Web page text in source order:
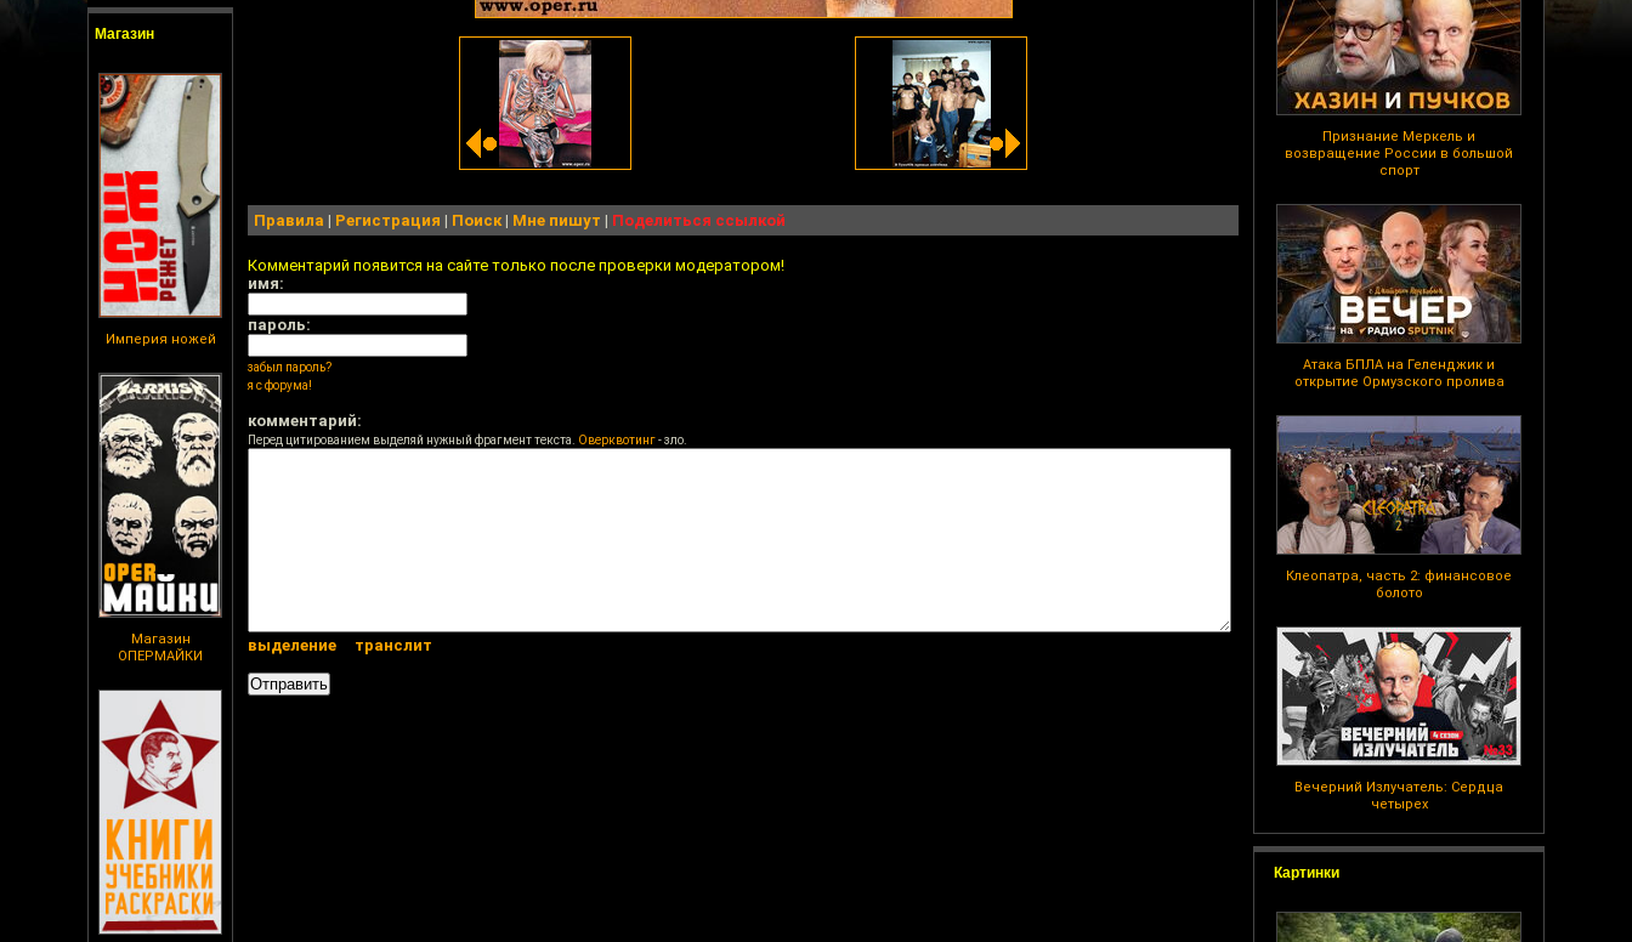
Магазин
Империя ножей
Магазин
ОПЕРМАЙКИ
Признание Меркель и
возвращение России в большой
спорт
Атака БПЛА на Геленджик и
открытие Ормузского пролива
Клеопатра, часть 2: финансовое
болото
Вечерний Излучатель: Сердца
четырех
Картинки
Правила | Регистрация | Поиск| Мне пишут | Поделиться ссылкой
Комментарий появится на сайте только после проверки модератором!
имя:
пароль:
забыл пароль?
я с форума!
комментарий:
Перед цитированием выделяй нужный фрагмент текста. Оверквотинг- зло.
выделение транслит